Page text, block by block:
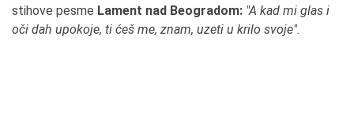
stihove pesme Lament nad Beogradom: "A kad mi glas i
oči dah upokoje, ti ćeš me, znam, uzeti u krilo svoje".